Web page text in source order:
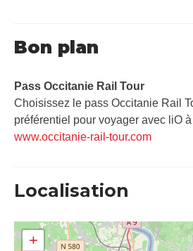
Bon plan
Pass Occitanie Rail Tour​
Choisissez le pass Occitanie Rail
préférentiel pour voyager avec liO
www.occitanie-rail-tour.com
Localisation
+